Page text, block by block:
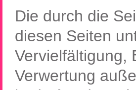
Die durch die
diesen Seiten
Vervielfältigung,
Verwertung